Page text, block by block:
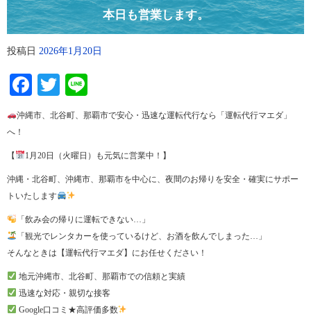
本日も営業します。
投稿日 2026年1月20日
Facebook
Twitter
沖縄市、北谷町、那覇市で安心・迅速な運転代行なら「運転代行マエダ」
へ！
【 1月20日（火曜日）も元気に営業中！】
沖縄・北谷町、沖縄市、那覇市を中心に、夜間のお帰りを安全・確実にサポー
トいたします
「飲み会の帰りに運転できない…」
「観光でレンタカーを使っているけど、お酒を飲んでしまった…」
そんなときは【運転代行マエダ】にお任せください！
地元沖縄市、北谷町、那覇市での信頼と実績
迅速な対応・親切な接客
Google口コミ★高評価多数